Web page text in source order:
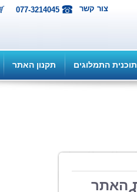
077-3214045 צור קשר
תוכנית התמלוגים תקנון האתר